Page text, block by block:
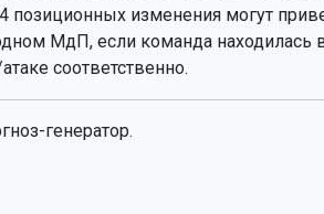
позиционных изменения могут
МдП, если команда находилась
соответственно.
генератор.